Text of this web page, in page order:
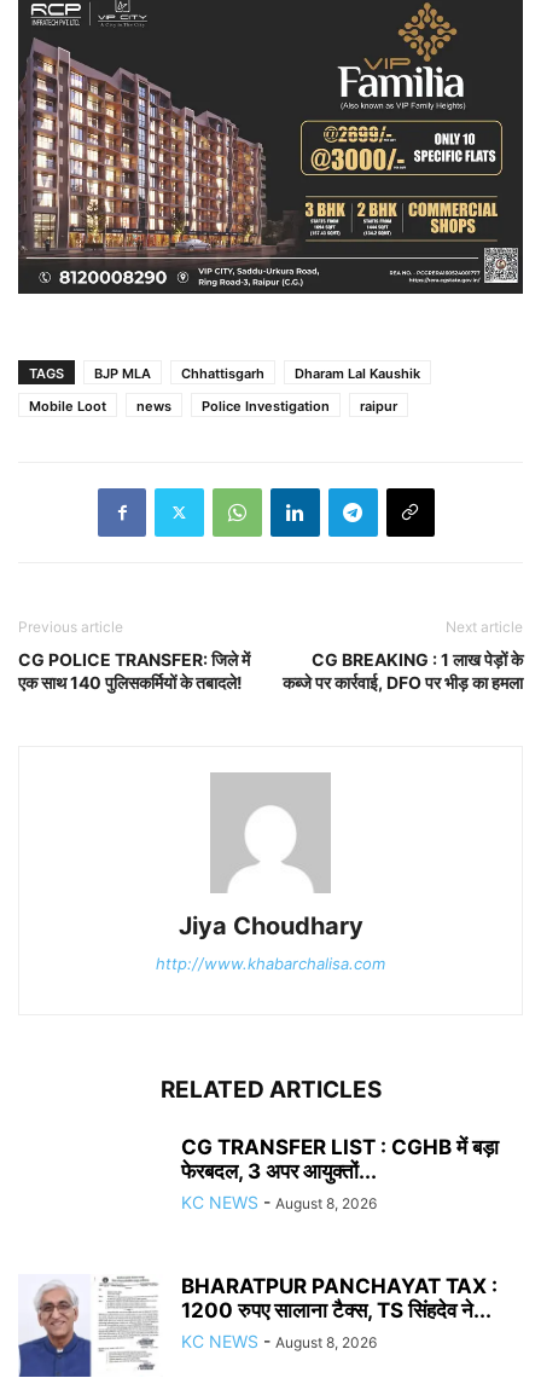
TAGS BJP MLA Chhattisgarh
Dharam Lal Kaushik
Mobile Loot
news Police Investigation raipur
Previous article
CG POLICE TRANSFER: जिले में
एक साथ 140 पुलिसकर्मियों के तबादले!
Next article
CG BREAKING : 1 लाख पेड़ों के
कब्जे पर कार्रवाई, DFO पर भीड़ का हमला
Jiya Choudhary
http://www.khabarchalisa.com
RELATED ARTICLES
CG TRANSFER LIST : CGHB में बड़ा
फेरबदल, 3 अपर आयुक्तों...
KC NEWS - August 8, 2026
BHARATPUR PANCHAYAT TAX :
1200 रुपए सालाना टैक्स, TS सिंहदेव ने...
KC NEWS - August 8, 2026